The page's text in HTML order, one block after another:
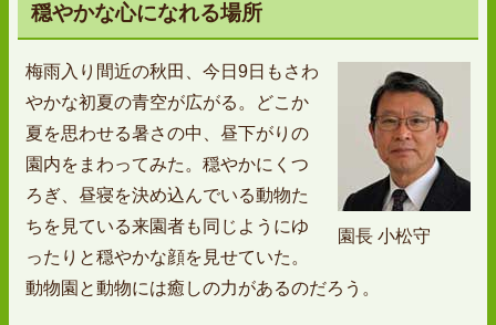
穏やかな心になれる場所
園長 小松守
梅雨入り間近の秋田、今日9日もさわ
やかな初夏の青空が広がる。どこか
夏を思わせる暑さの中、昼下がりの
園内をまわってみた。穏やかにくつ
ろぎ、昼寝を決め込んでいる動物た
ちを見ている来園者も同じようにゆ
ったりと穏やかな顔を見せていた。
動物園と動物には癒しの力があるのだろう。